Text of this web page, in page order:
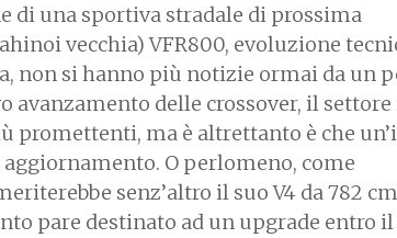
di una sportiva stradale di prossima
vecchia) VFR800, evoluzione
non si hanno più notizie ormai da un
avanzamento delle crossover, il settore
promettenti, ma è altrettanto è che
O perlomeno, come
senz’altro il suo V4 da 782 cm
pare destinato ad un upgrade entro il